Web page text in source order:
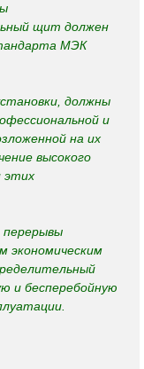
щит должен
МЭК
должны
и
на их
высокого
этих
перерывы
экономическим
и бесперебойную